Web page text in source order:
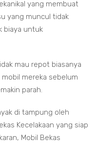
yang membuat
yang muncul tidak
biaya untuk
mau repot biasanya
mereka sebelum
parah.
di tampung oleh
Kecelakaan yang siap
Mobil Bekas